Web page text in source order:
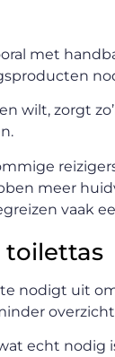
met
wilt, zorgt
meer
vaak
toilettas
nodigt uit
echt nodig